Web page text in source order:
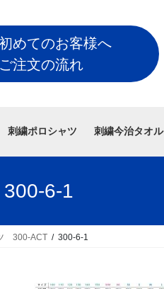
めてのお客様へ
注文の流れ
刺繍ポロシャツ 刺繍今治タオル
300-6-1
300-ACT 300-6-1